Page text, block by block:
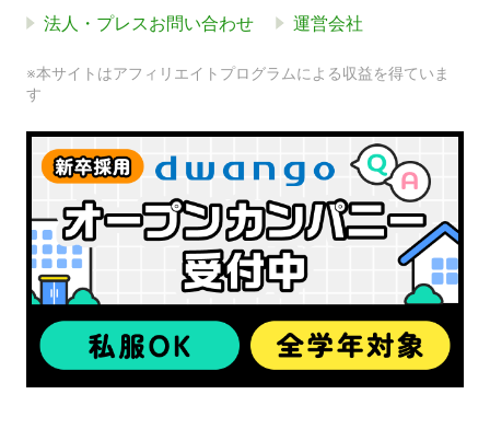
法人・プレスお問い合わせ 運営会社
※本サイトはアフィリエイトプログラムによる収益を得ていま
す